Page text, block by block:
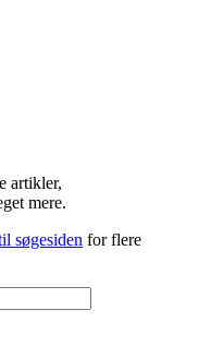
artikler,
mere.
søgesiden for flere